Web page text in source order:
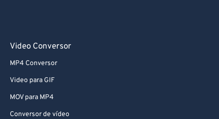
Video Conversor
MP4 Conversor
Video para GIF
MOV para MP4
Conversor de vídeo